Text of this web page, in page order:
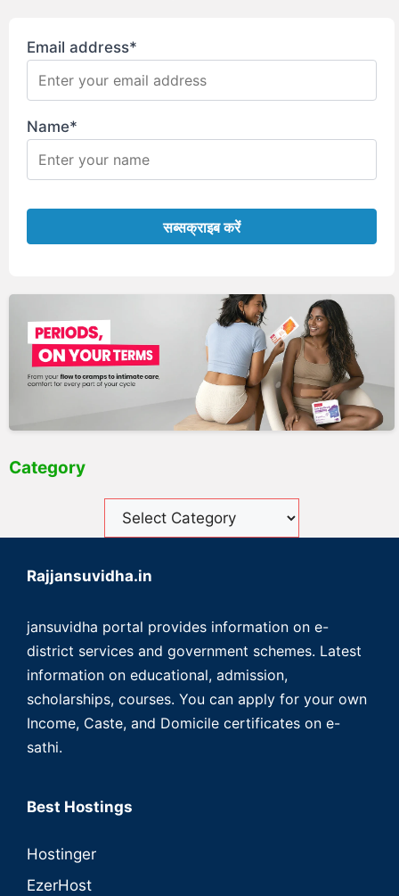
Email address*
Name*
Category
Rajjansuvidha.in
jansuvidha portal provides information on e-
district services and government schemes. Latest
information on educational, admission,
scholarships, courses. You can apply for your own
Income, Caste, and Domicile certificates on e-
sathi.
Best Hostings
Hostinger
EzerHost